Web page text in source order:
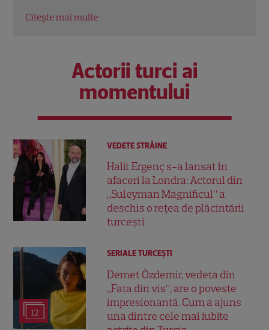
Citește mai multe
Actorii turci ai
momentului
VEDETE STRĂINE
Halit Ergenç s-a lansat în
afaceri la Londra: Actorul din
„Suleyman Magnificul” a
deschis o rețea de plăcintării
turcești
12
SERIALE TURCEŞTI
Demet Özdemir, vedeta din
„Fata din vis”, are o poveste
impresionantă. Cum a ajuns
una dintre cele mai iubite